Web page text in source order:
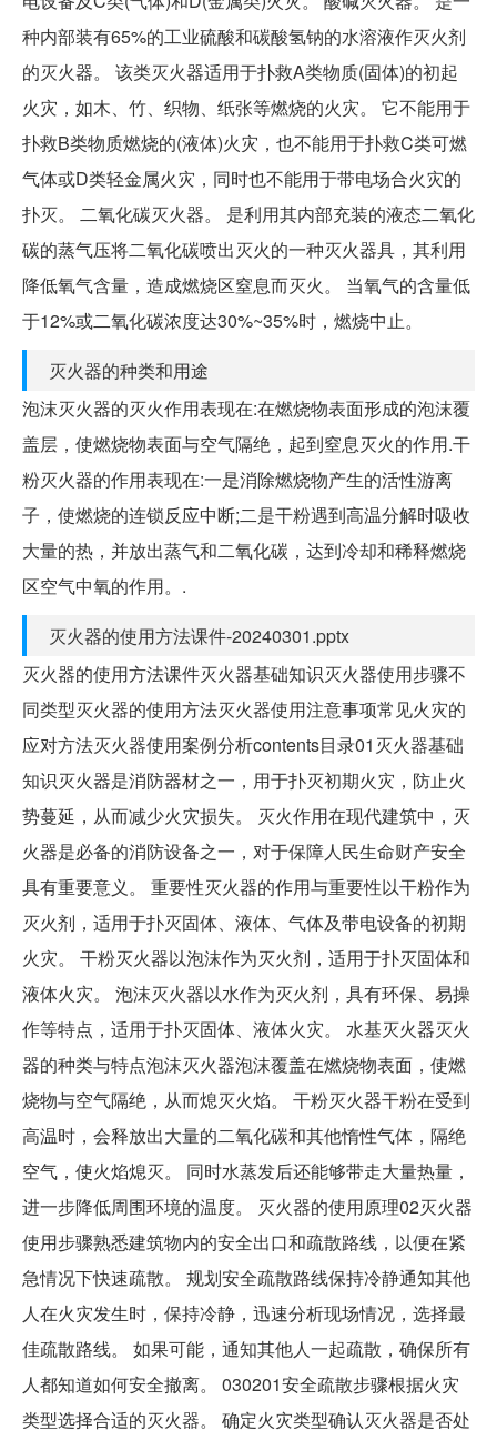
种内部装有65%的工业硫酸和碳酸氢钠的水溶液作灭火剂
的灭火器。 该类灭火器适用于扑救A类物质(固体)的初起
火灾，如木、竹、织物、纸张等燃烧的火灾。 它不能用于
扑救B类物质燃烧的(液体)火灾，也不能用于扑救C类可燃
气体或D类轻金属火灾，同时也不能用于带电场合火灾的
扑灭。 二氧化碳灭火器。 是利用其内部充装的液态二氧化
碳的蒸气压将二氧化碳喷出灭火的一种灭火器具，其利用
降低氧气含量，造成燃烧区窒息而灭火。 当氧气的含量低
于12%或二氧化碳浓度达30%~35%时，燃烧中止。
灭火器的种类和用途
泡沫灭火器的灭火作用表现在:在燃烧物表面形成的泡沫覆
盖层，使燃烧物表面与空气隔绝，起到窒息灭火的作用.干
粉灭火器的作用表现在:一是消除燃烧物产生的活性游离
子，使燃烧的连锁反应中断;二是干粉遇到高温分解时吸收
大量的热，并放出蒸气和二氧化碳，达到冷却和稀释燃烧
区空气中氧的作用。.
灭火器的使用方法课件-20240301.pptx
灭火器的使用方法课件灭火器基础知识灭火器使用步骤不
同类型灭火器的使用方法灭火器使用注意事项常见火灾的
应对方法灭火器使用案例分析contents目录01灭火器基础
知识灭火器是消防器材之一，用于扑灭初期火灾，防止火
势蔓延，从而减少火灾损失。 灭火作用在现代建筑中，灭
火器是必备的消防设备之一，对于保障人民生命财产安全
具有重要意义。 重要性灭火器的作用与重要性以干粉作为
灭火剂，适用于扑灭固体、液体、气体及带电设备的初期
火灾。 干粉灭火器以泡沫作为灭火剂，适用于扑灭固体和
液体火灾。 泡沫灭火器以水作为灭火剂，具有环保、易操
作等特点，适用于扑灭固体、液体火灾。 水基灭火器灭火
器的种类与特点泡沫灭火器泡沫覆盖在燃烧物表面，使燃
烧物与空气隔绝，从而熄灭火焰。 干粉灭火器干粉在受到
高温时，会释放出大量的二氧化碳和其他惰性气体，隔绝
空气，使火焰熄灭。 同时水蒸发后还能够带走大量热量，
进一步降低周围环境的温度。 灭火器的使用原理02灭火器
使用步骤熟悉建筑物内的安全出口和疏散路线，以便在紧
急情况下快速疏散。 规划安全疏散路线保持冷静通知其他
人在火灾发生时，保持冷静，迅速分析现场情况，选择最
佳疏散路线。 如果可能，通知其他人一起疏散，确保所有
人都知道如何安全撤离。 030201安全疏散步骤根据火灾
类型选择合适的灭火器。 确定火灾类型确认灭火器是否处